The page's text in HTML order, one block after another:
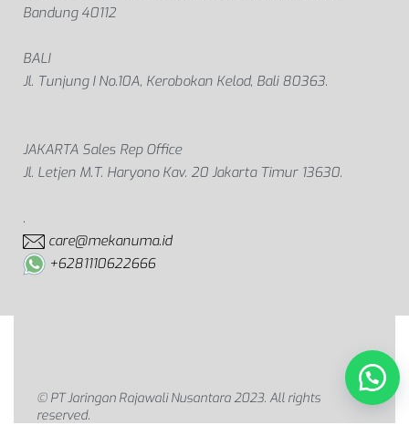
Wisma Bumiputra. Lt 3 Unit 10 Jl. Asia Afrika No.141.
BALI
JAKARTA Sales Rep Office
.
care@mekanuma.id
© PT Jaringan Rajawali Nusantara 2023. All rights